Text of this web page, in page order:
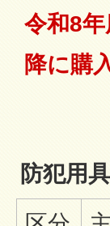
令和8
降に購
防犯用